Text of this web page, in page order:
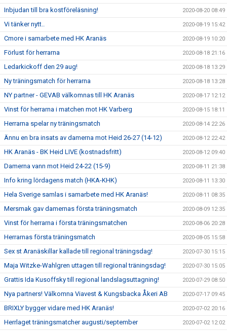
Inbjudan till bra kostföreläsning! 2020-08-20 08:49
Vi tänker nytt.. 2020-08-19 15:42
Cmore i samarbete med HK Aranäs 2020-08-19 10:20
Förlust för herrarna 2020-08-18 21:16
Ledarkickoff den 29 aug! 2020-08-18 13:29
Ny träningsmatch för herrarna 2020-08-18 13:28
NY partner - GEVAB välkomnas till HK Aranäs 2020-08-17 12:12
Vinst för herrarna i matchen mot HK Varberg 2020-08-15 18:11
Herrarna spelar ny träningsmatch 2020-08-14 22:26
Ännu en bra insats av damerna mot Heid 26-27 (14-12) 2020-08-12 22:42
HK Aranäs - BK Heid LIVE (kostnadsfritt) 2020-08-12 09:40
Damerna vann mot Heid 24-22 (15-9) 2020-08-11 21:38
Info kring lördagens match (HKA-KHK) 2020-08-11 13:30
Hela Sverige samlas i samarbete med HK Aranäs! 2020-08-11 08:35
Mersmak gav damernas första träningsmatch 2020-08-09 12:35
Vinst för herrarna i första träningsmatchen 2020-08-06 20:28
Herrarnas första träningsmatch 2020-08-05 15:58
Sex st Aranäskillar kallade till regional träningsdag! 2020-07-30 15:15
Maja Witzke-Wahlgren uttagen till regional träningsdag! 2020-07-30 15:05
Grattis Ida Kusoffsky till regional landslagsuttagning! 2020-07-29 08:50
Nya partners! Välkomna Viavest & Kungsbacka Åkeri AB 2020-07-17 09:45
BRIXLY bygger vidare med HK Aranäs! 2020-07-02 20:16
Herrlaget träningsmatcher augusti/september 2020-07-02 12:02